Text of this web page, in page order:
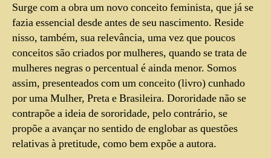
Surge com a obra um novo conceito feminista, que já se
fazia essencial desde antes de seu nascimento. Reside
nisso, também, sua relevância, uma vez que poucos
conceitos são criados por mulheres, quando se trata de
mulheres negras o percentual é ainda menor. Somos
assim, presenteados com um conceito (livro) cunhado
por uma Mulher, Preta e Brasileira. Dororidade não se
contrapõe a ideia de sororidade, pelo contrário, se
propõe a avançar no sentido de englobar as questões
relativas à pretitude, como bem expõe a autora.